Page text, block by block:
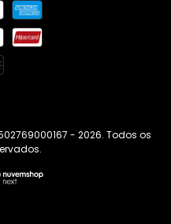
- 2026. Todos os